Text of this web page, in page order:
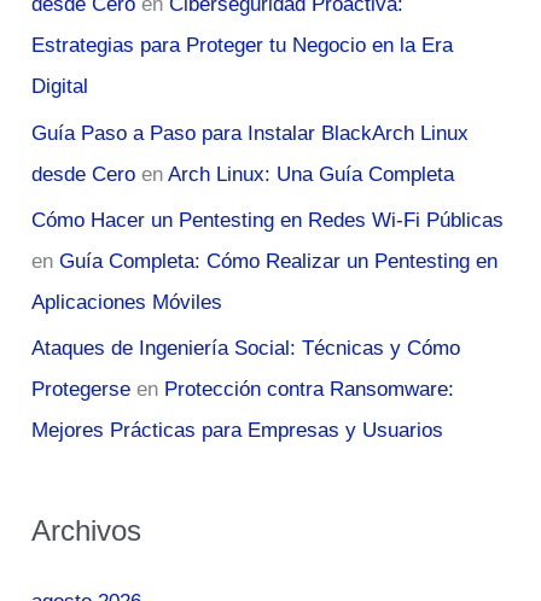
desde Cero enCiberseguridad Proactiva:
Estrategias para Proteger tu Negocio en la Era
Digital
Guía Paso a Paso para Instalar BlackArch Linux
desde Cero enArch Linux: Una Guía Completa
Cómo Hacer un Pentesting en Redes Wi-Fi Públicas
enGuía Completa: Cómo Realizar un Pentesting en
Aplicaciones Móviles
Ataques de Ingeniería Social: Técnicas y Cómo
Protegerse en Protección contra Ransomware:
Mejores Prácticas para Empresas y Usuarios
Archivos